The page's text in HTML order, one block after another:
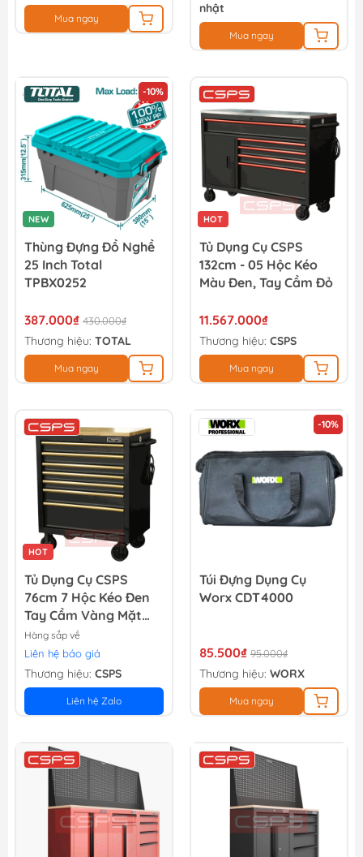
Mua ngay
nhật
Mua ngay
-10%
NEW
Thùng Đựng Đồ Nghề
25 Inch Total
TPBX0252
387.000₫ 430.000₫
Thương hiệu: TOTAL
Mua ngay
HOT
Tủ Dụng Cụ CSPS
132cm - 05 Hộc Kéo
Màu Đen, Tay Cầm Đỏ
11.567.000₫
Thương hiệu: CSPS
Mua ngay
HOT
Tủ Dụng Cụ CSPS
76cm 7 Hộc Kéo Đen
Tay Cầm Vàng Mặt
Ván Gỗ
Hàng sắp về
Liên hệ báo giá
Thương hiệu: CSPS
Liên hệ Zalo
-10%
Túi Đựng Dụng Cụ
Worx CDT4000
85.500₫ 95.000₫
Thương hiệu: WORX
Mua ngay